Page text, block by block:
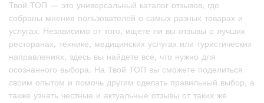
Твой ТОП — это универсальный каталог отзывов, где
собраны мнения пользователей о самых разных товарах и
услугах. Независимо от того, ищете ли вы отзывы о лучших
ресторанах, технике, медицинских услугах или туристических
направлениях, здесь вы найдете все, что нужно для
осознанного выбора. На Твой ТОП вы сможете поделиться
своим опытом и помочь другим сделать правильный выбор, а
также узнать честные и актуальные отзывы от таких же